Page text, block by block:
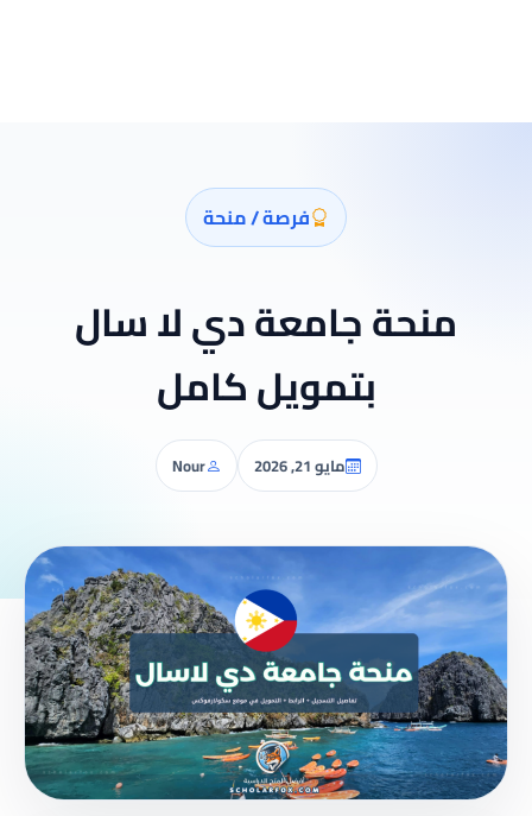
فرصة / منحة
منحة جامعة دي لا سال
بتمويل كامل
مايو 21, 2026 Nour